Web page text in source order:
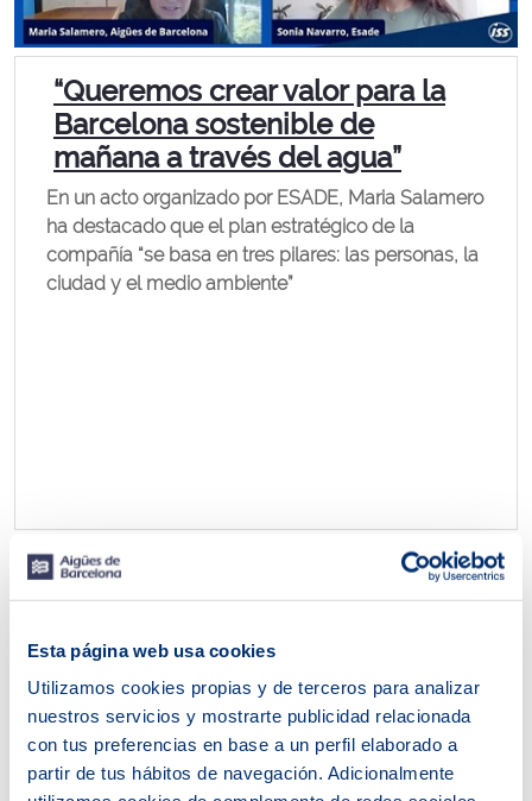
Esta página web usa cookies
Utilizamos cookies propias y de terceros para analizar
nuestros servicios y mostrarte publicidad relacionada
con tus preferencias en base a un perfil elaborado a
partir de tus hábitos de navegación. Adicionalmente
“Queremos crear valor para la
Barcelona sostenible de
mañana a través del agua”
En un acto organizado por ESADE, Maria Salamero
ha destacado que el plan estratégico de la
compañía “se basa en tres pilares: las personas, la
ciudad y el medio ambiente”